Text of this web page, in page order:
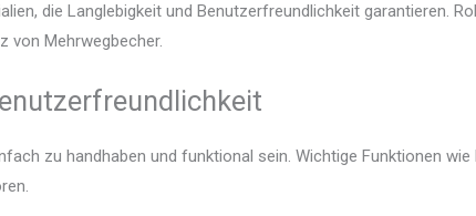
die Langlebigkeit und Benutzerfreundlichkeit garantieren.
von Mehrwegbecher.
zu handhaben und funktional sein. Wichtige Funktionen